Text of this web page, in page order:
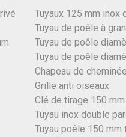
Tuyaux 125 mm inox
Tuyau de poêle à
Tuyau de poêle
Tuyau de poêle
Chapeau de
Grille anti oiseaux
Clé de tirage 150 mm
Tuyau inox double
Tuyau poêle 150